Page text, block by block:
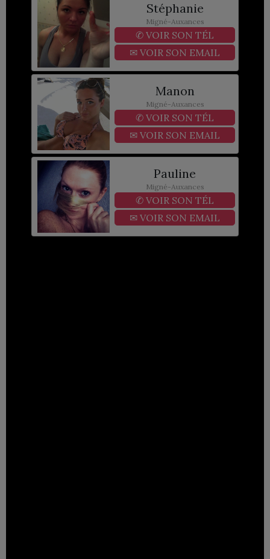
Stéphanie
Migné-Auxances
✆ VOIR SON TÉL
✉ VOIR SON EMAIL
Manon
Migné-Auxances
✆ VOIR SON TÉL
✉ VOIR SON EMAIL
Pauline
Migné-Auxances
✆ VOIR SON TÉL
✉ VOIR SON EMAIL